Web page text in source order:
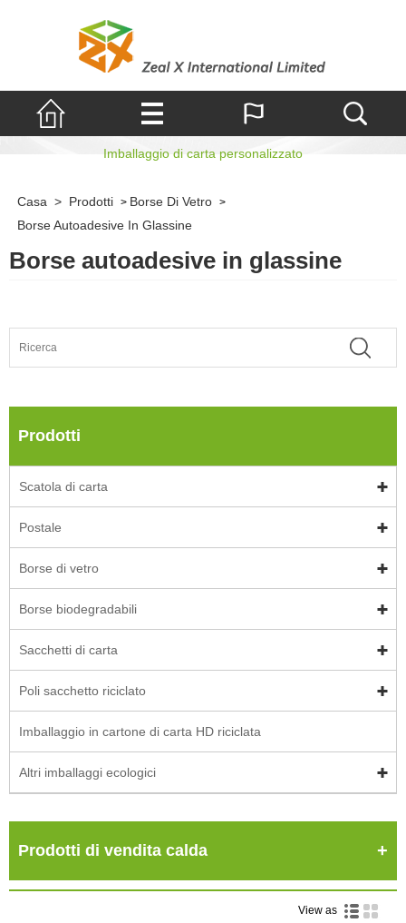
Borse autoadesive
Imballaggio di carta personalizzato
Casa > Prodotti > Borse Di Vetro >
Borse Autoadesive In Glassine
Borse autoadesive in glassine
Prodotti
Scatola di carta
Postale
Borse di vetro
Borse biodegradabili
Sacchetti di carta
Poli sacchetto riciclato
Imballaggio in cartone di carta HD riciclata
Altri imballaggi ecologici
Prodotti di vendita calda
View as